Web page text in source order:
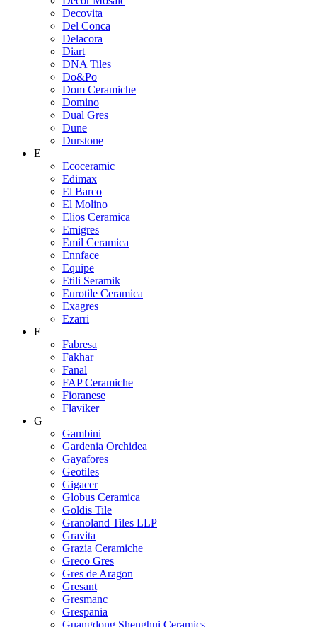
Decovita
Del Conca
Delacora
Diart
DNA Tiles
Do&Po
Dom Ceramiche
Domino
Dual Gres
Dune
Durstone
E
Ecoceramic
Edimax
El Barco
El Molino
Elios Ceramica
Emigres
Emil Ceramica
Ennface
Equipe
Etili Seramik
Eurotile Ceramica
Exagres
Ezarri
F
Fabresa
Fakhar
Fanal
FAP Ceramiche
Fioranese
Flaviker
G
Gambini
Gardenia Orchidea
Gayafores
Geotiles
Gigacer
Globus Ceramica
Goldis Tile
Granoland Tiles LLP
Gravita
Grazia Ceramiche
Greco Gres
Gres de Aragon
Gresant
Gresmanc
Grespania
Guangdong Shenghui Ceramics